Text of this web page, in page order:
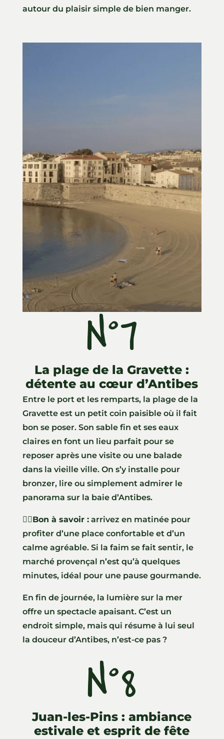
autour du plaisir simple de bien manger.
N°7
ll
La plage de la Gravette :
détente au cœur d’Antibes
Entre le port et les remparts, la plage de la
Gravette est un petit coin paisible où il fait
bon se poser. Son sable fin et ses eaux
claires en font un lieu parfait pour se
reposer après une visite ou une balade
dans la vieille ville. On s’y installe pour
bronzer, lire ou simplement admirer le
panorama sur la baie d’Antibes.
👍🏼Bon à savoir :arrivez en matinée pour
profiter d’une place confortable et d’un
calme agréable. Si la faim se fait sentir, le
marché provençal n’est qu’à quelques
minutes, idéal pour une pause gourmande.
En fin de journée, la lumière sur la mer
offre un spectacle apaisant. C’est un
endroit simple, mais qui résume à lui seul
la douceur d’Antibes, n’est-ce pas ?
N°8
Juan-les-Pins : ambiance
estivale et esprit de fête